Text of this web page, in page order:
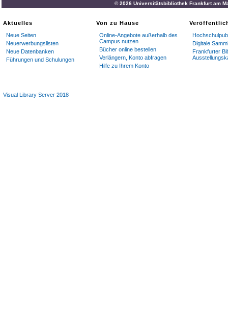
© 2026 Universitätsbibliothek Frankfurt am
Aktuelles
Neue Seiten
Neuerwerbungslisten
Neue Datenbanken
Führungen und Schulungen
Von zu Hause
Online-Angebote außerhalb des
Campus nutzen
Bücher online bestellen
Verlängern, Konto abfragen
Hilfe zu Ihrem Konto
Digitale
Frankfurter
Visual Library Server 2018